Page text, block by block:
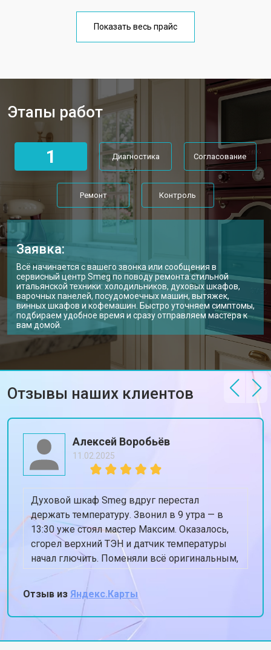
Показать весь прайс
Этапы работ
1 Диагностика Согласование
Ремонт Контроль
Заявка:
Всё начинается с вашего звонка или сообщения в
сервисный центр Smeg по поводу ремонта стильной
итальянской техники: холодильников, духовых шкафов,
варочных панелей, посудомоечных машин, вытяжек,
винных шкафов и кофемашин. Быстро уточняем симптомы,
подбираем удобное время и сразу отправляем мастера к
вам домой.
Отзывы наших клиентов
Алексей Воробьёв
11.02.2025
Духовой шкаф Smeg вдруг перестал
держать температуру. Звонил в 9 утра — в
13:30 уже стоял мастер Максим. Оказалось,
сгорел верхний ТЭН и датчик температуры
начал глючить. Поменяли всё оригинальным,
духовка теперь греет ровно 180, когда
ставлю 180. Спасибо, жена снова готовит
Отзыв из Яндекс.Карты